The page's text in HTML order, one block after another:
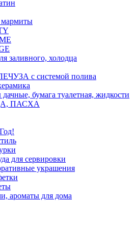
заливного, холодца
с системой полива
дачные, бумага туалетная, жидкости
ПАСХА
для сервировки
украшения
ароматы для дома